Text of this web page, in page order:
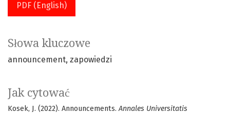
PDF (English)
Słowa kluczowe
announcement zapowiedzi
Jak cytować
Kosek, J. (2022). Announcements.Annales Universitatis